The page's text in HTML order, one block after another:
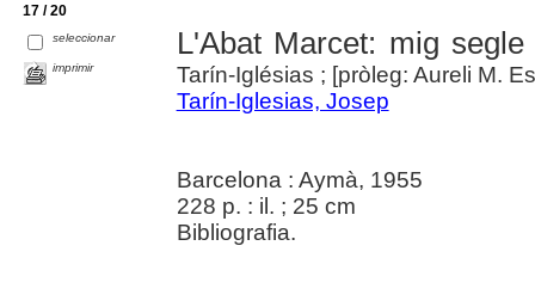
17 / 20
seleccionar
imprimir
L'Abat Marcet: mig
Tarín-Iglésias ; [pròleg: Aureli M.
Tarín-Iglesias, Josep
Barcelona : Aymà, 1955
228 p. : il. ; 25 cm
Bibliografia.